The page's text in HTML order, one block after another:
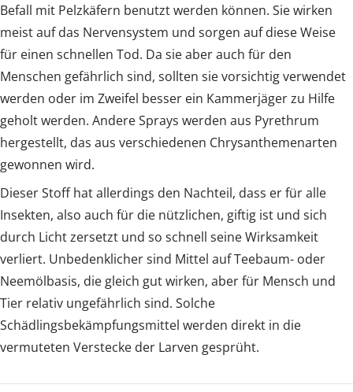
Befall mit Pelzkäfern benutzt werden können. Sie wirken
meist auf das Nervensystem und sorgen auf diese Weise
für einen schnellen Tod. Da sie aber auch für den
Menschen gefährlich sind, sollten sie vorsichtig verwendet
werden oder im Zweifel besser ein Kammerjäger zu Hilfe
geholt werden. Andere Sprays werden aus Pyrethrum
hergestellt, das aus verschiedenen Chrysanthemenarten
gewonnen wird.
Dieser Stoff hat allerdings den Nachteil, dass er für alle
Insekten, also auch für die nützlichen, giftig ist und sich
durch Licht zersetzt und so schnell seine Wirksamkeit
verliert. Unbedenklicher sind Mittel auf Teebaum- oder
Neemölbasis, die gleich gut wirken, aber für Mensch und
Tier relativ ungefährlich sind. Solche
Schädlingsbekämpfungsmittel werden direkt in die
vermuteten Verstecke der Larven gesprüht.